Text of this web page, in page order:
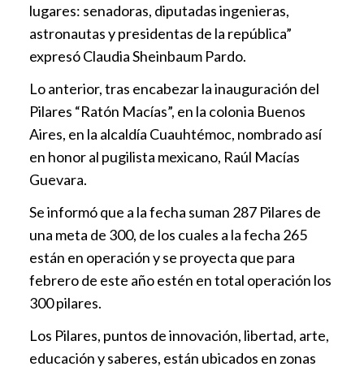
lugares: senadoras, diputadas ingenieras,
astronautas y presidentas de la república”
expresó Claudia Sheinbaum Pardo.
Lo anterior, tras encabezar la inauguración del
Pilares “Ratón Macías”, en la colonia Buenos
Aires, en la alcaldía Cuauhtémoc, nombrado así
en honor al pugilista mexicano, Raúl Macías
Guevara.
Se informó que a la fecha suman 287 Pilares de
una meta de 300, de los cuales a la fecha 265
están en operación y se proyecta que para
febrero de este año estén en total operación los
300 pilares.
Los Pilares, puntos de innovación, libertad, arte,
educación y saberes, están ubicados en zonas